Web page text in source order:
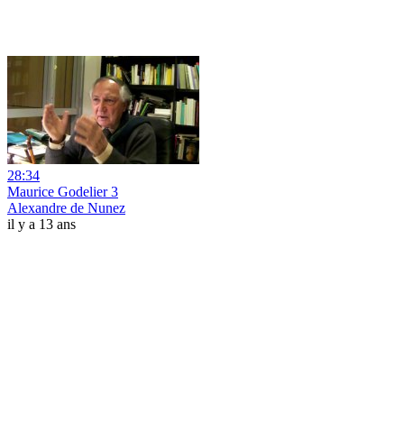
28:34
Maurice Godelier 3
Alexandre de Nunez
il y a 13 ans